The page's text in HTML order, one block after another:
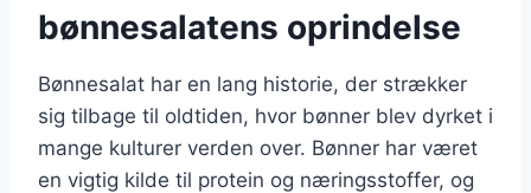
bønnesalatens oprindelse
Bønnesalat har en lang historie, der strækker
sig tilbage til oldtiden, hvor bønner blev dyrket i
mange kulturer verden over. Bønner har været
en vigtig kilde til protein og næringsstoffer, og